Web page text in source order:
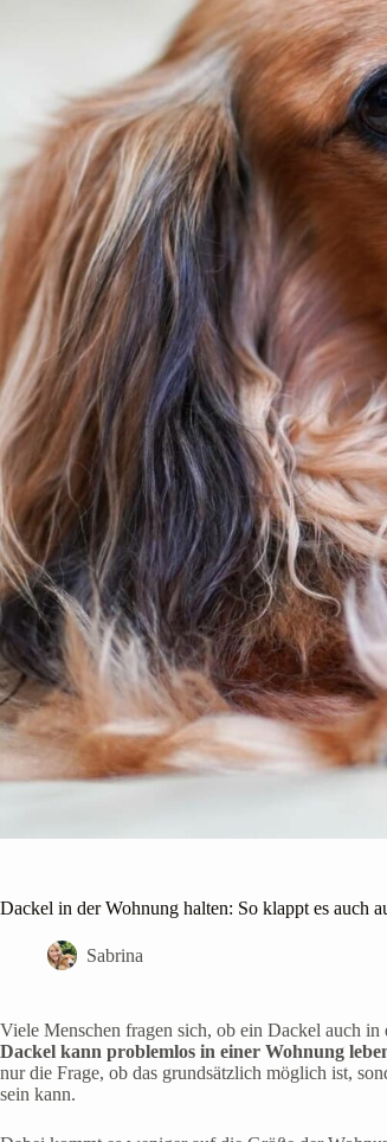
Dackel in der Wohnung halten: So klappt es auch
Sabrina
Viele Menschen fragen sich, ob ein Dackel auch
Dackel kann problemlos in einer Wohnung
nur die Frage, ob das grundsätzlich möglich ist,
sein kann.